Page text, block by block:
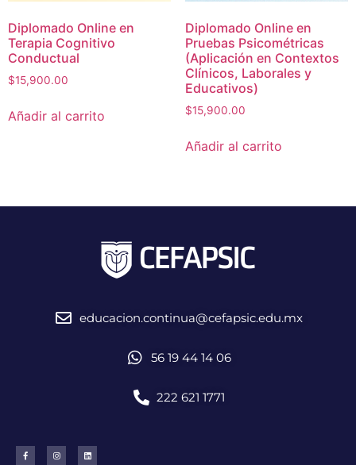
Diplomado Online en
Terapia Cognitivo
Conductual
$15,900.00
Añadir al carrito
Diplomado Online en
Pruebas Psicométricas
(Aplicación en Contextos
Clínicos, Laborales y
Educativos)
$15,900.00
Añadir al carrito
educacion.continua@cefapsic.edu.mx
56 19 44 14 06
222 621 1771